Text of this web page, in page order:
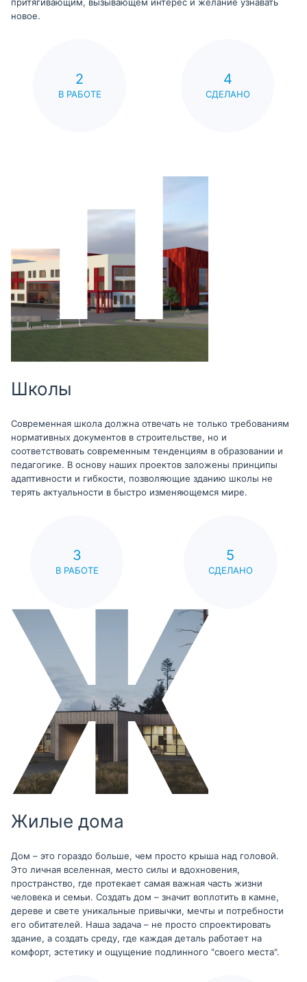
притягивающим, вызывающем интерес и желание узнавать
новое.
2
В РАБОТЕ
4
СДЕЛАНО
Школы
Современная школа должна отвечать не только требованиям
нормативных документов в строительстве, но и
соответствовать современным тенденциям в образовании и
педагогике. В основу наших проектов заложены принципы
адаптивности и гибкости, позволяющие зданию школы не
терять актуальности в быстро изменяющемся мире.
3
В РАБОТЕ
5
СДЕЛАНО
Жилые дома
Дом – это гораздо больше, чем просто крыша над головой.
Это личная вселенная, место силы и вдохновения,
пространство, где протекает самая важная часть жизни
человека и семьи. Создать дом – значит воплотить в камне,
дереве и свете уникальные привычки, мечты и потребности
его обитателей. Наша задача – не просто спроектировать
здание, а создать среду, где каждая деталь работает на
комфорт, эстетику и ощущение подлинного "своего места".